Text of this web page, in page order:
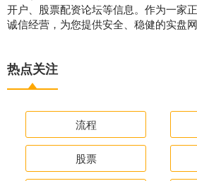
开户、股票配资论坛等信息。作为一家
诚信经营，为您提供安全、稳健的实盘网
热点关注
流程
股票